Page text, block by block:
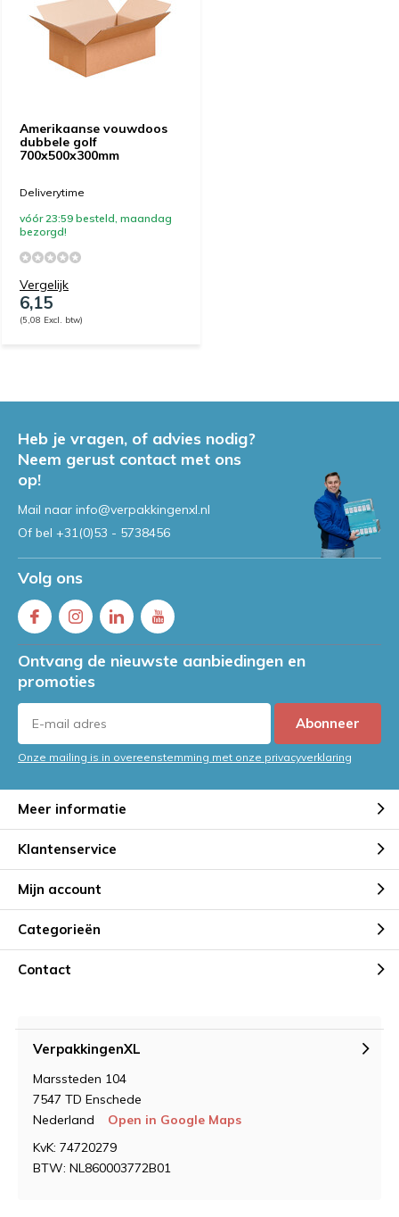
Amerikaanse vouwdoos
dubbele golf
700x500x300mm
Deliverytime
vóór 23:59 besteld, maandag
bezorgd!
Vergelijk
6,15
(5,08 Excl. btw)
Heb je vragen, of advies nodig?
Neem gerust contact met ons
op!
Mail naar info@verpakkingenxl.nl
Of bel +31(0)53 - 5738456
Volg ons
Ontvang de nieuwste aanbiedingen en
promoties
Abonneer
Onze mailing is in overeenstemming met onze privacyverklaring
Meer informatie
Klantenservice
Mijn account
Categorieën
Contact
VerpakkingenXL
Marssteden 104
7547 TD Enschede
Nederland
Open in Google Maps
KvK: 74720279
BTW: NL860003772B01